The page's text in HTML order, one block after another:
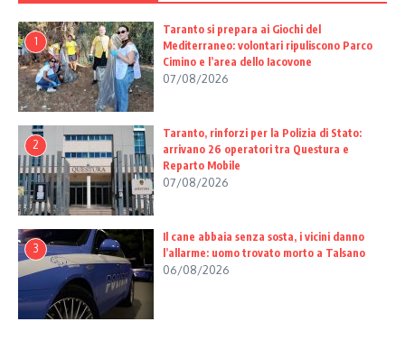
1
Taranto si prepara ai Giochi del
Mediterraneo: volontari ripuliscono Parco
Cimino e l’area dello Iacovone
07/08/2026
2
Taranto, rinforzi per la Polizia di Stato:
arrivano 26 operatori tra Questura e
Reparto Mobile
07/08/2026
3
Il cane abbaia senza sosta, i vicini danno
l’allarme: uomo trovato morto a Talsano
06/08/2026